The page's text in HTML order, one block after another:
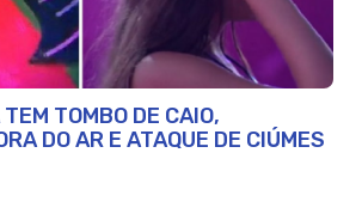
TOMBO DE CAIO,
DO AR E ATAQUE DE CIÚMES